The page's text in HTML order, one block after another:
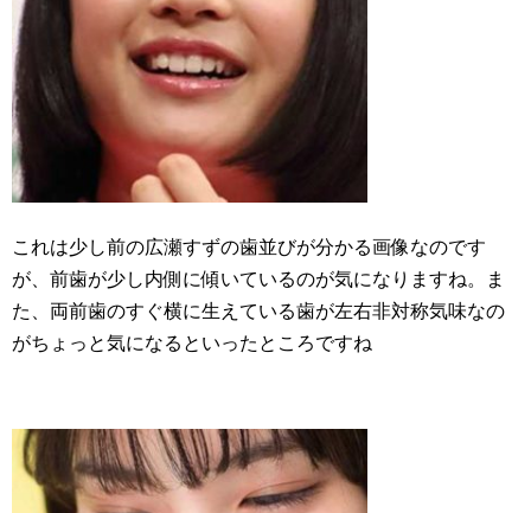
これは少し前の広瀬すずの歯並びが分かる画像なのです
が、前歯が少し内側に傾いているのが気になりますね。ま
た、両前歯のすぐ横に生えている歯が左右非対称気味なの
がちょっと気になるといったところですね